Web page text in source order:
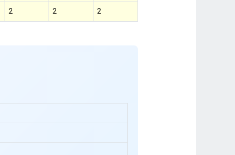
2 2 2